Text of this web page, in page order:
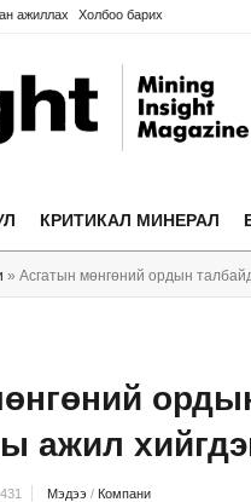
ажиллах Холбоо барих
КРИТИКАЛ МИНЕРАЛ
» Асгатын мөнгөний ордын
ажил
431 Мэдээ / Компани